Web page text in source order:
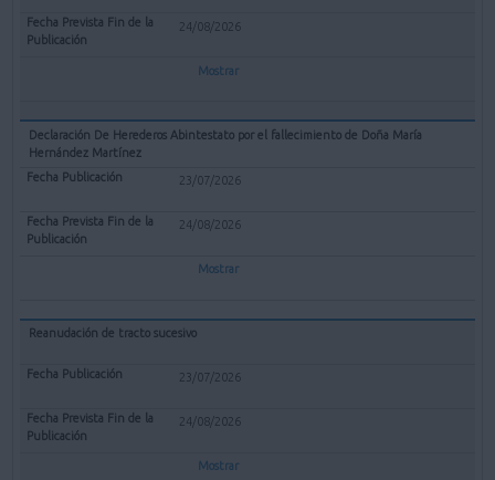
24/08/2026
Mostrar
Declaración De Herederos Abintestato por el fallecimiento de Doña María
Hernández Martínez
23/07/2026
24/08/2026
Mostrar
Reanudación de tracto sucesivo
23/07/2026
24/08/2026
Mostrar